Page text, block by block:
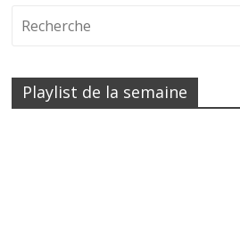
Playlist de la semaine